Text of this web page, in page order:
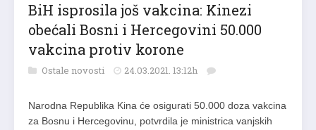
BiH isprosila još vakcina: Kinezi
obećali Bosni i Hercegovini 50.000
vakcina protiv korone
Ostale novosti 24.03.2021. 13:12h
Narodna Republika Kina će osigurati 50.000 doza vakcina
za Bosnu i Hercegovinu, potvrdila je ministrica vanjskih